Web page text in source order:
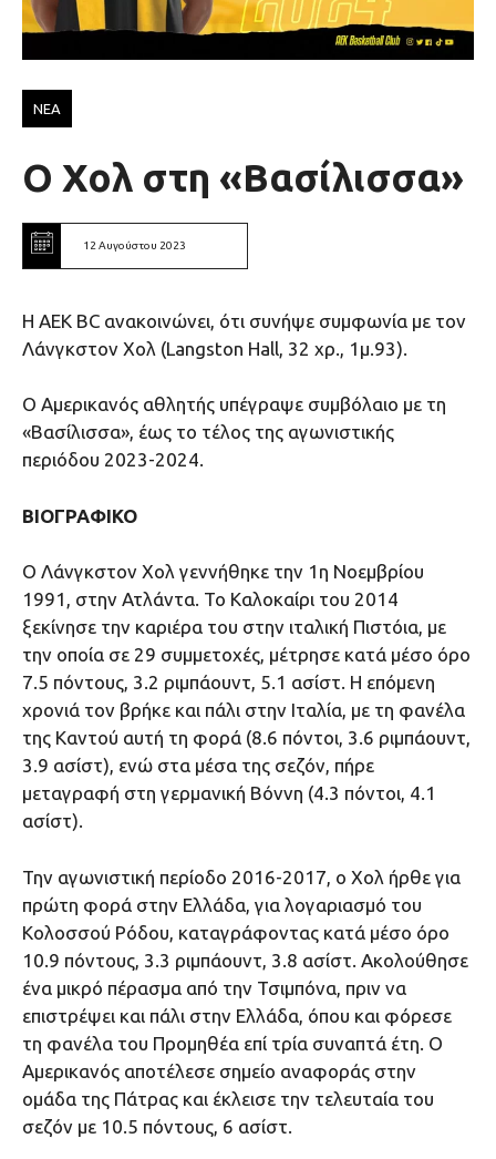
ΝΕΑ
Ο Χολ στη «Βασίλισσα»
12 Αυγούστου 2023
Η ΑΕΚ BC ανακοινώνει, ότι συνήψε συμφωνία με τον
Λάνγκστον Χολ (Langston Hall, 32 χρ., 1μ.93).
Ο Αμερικανός αθλητής υπέγραψε συμβόλαιο με τη
«Βασίλισσα», έως το τέλος της αγωνιστικής
περιόδου 2023-2024.
ΒΙΟΓΡΑΦΙΚΟ
Ο Λάνγκστον Χολ γεννήθηκε την 1η Νοεμβρίου
1991, στην Ατλάντα. Το Καλοκαίρι του 2014
ξεκίνησε την καριέρα του στην ιταλική Πιστόια, με
την οποία σε 29 συμμετοχές, μέτρησε κατά μέσο όρο
7.5 πόντους, 3.2 ριμπάουντ, 5.1 ασίστ. Η επόμενη
χρονιά τον βρήκε και πάλι στην Ιταλία, με τη φανέλα
της Καντού αυτή τη φορά (8.6 πόντοι, 3.6 ριμπάουντ,
3.9 ασίστ), ενώ στα μέσα της σεζόν, πήρε
μεταγραφή στη γερμανική Βόννη (4.3 πόντοι, 4.1
ασίστ).
Την αγωνιστική περίοδο 2016-2017, ο Χολ ήρθε για
πρώτη φορά στην Ελλάδα, για λογαριασμό του
Κολοσσού Ρόδου, καταγράφοντας κατά μέσο όρο
10.9 πόντους, 3.3 ριμπάουντ, 3.8 ασίστ. Ακολούθησε
ένα μικρό πέρασμα από την Τσιμπόνα, πριν να
επιστρέψει και πάλι στην Ελλάδα, όπου και φόρεσε
τη φανέλα του Προμηθέα επί τρία συναπτά έτη. Ο
Αμερικανός αποτέλεσε σημείο αναφοράς στην
ομάδα της Πάτρας και έκλεισε την τελευταία του
σεζόν με 10.5 πόντους, 6 ασίστ.